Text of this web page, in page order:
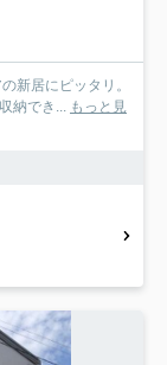
新居にピッタリ。
納でき... もっと見